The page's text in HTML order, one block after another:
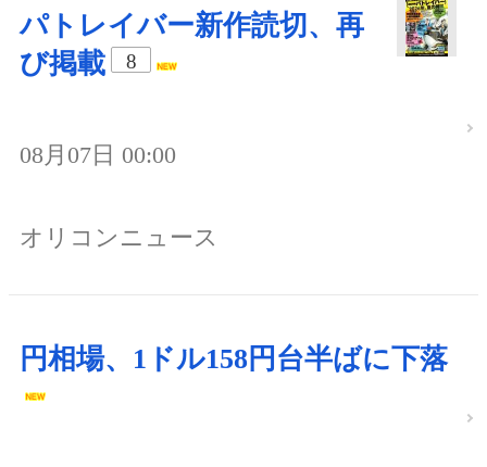
パトレイバー新作読切、再
び掲載
8
08月07日 00:00
オリコンニュース
円相場、1ドル158円台半ばに下落